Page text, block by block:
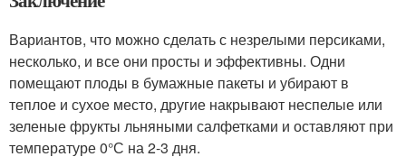
Вариантов, что можно сделать с незрелыми персиками,
несколько, и все они просты и эффективны. Одни
помещают плоды в бумажные пакеты и убирают в
теплое и сухое место, другие накрывают неспелые или
зеленые фрукты льняными салфетками и оставляют при
температуре 0°С на 2-3 дня.